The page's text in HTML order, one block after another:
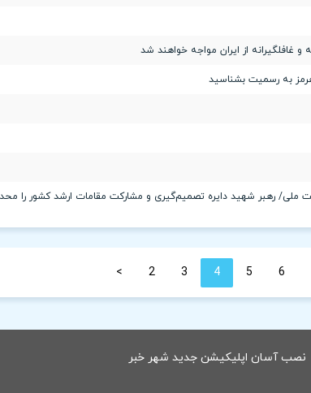
از ایران مواجه خواهند شد
به رسمیت بشناسید
> 2 3 4 5 6
نصب آسان اپلیکیشن جدید شهر خبر